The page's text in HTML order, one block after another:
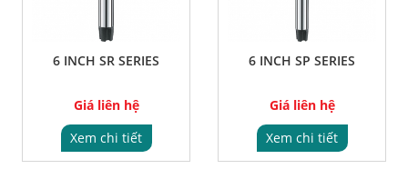
6 INCH SR SERIES
Giá liên hệ
Xem chi tiết
6 INCH SP SERIES
Giá liên hệ
Xem chi tiết